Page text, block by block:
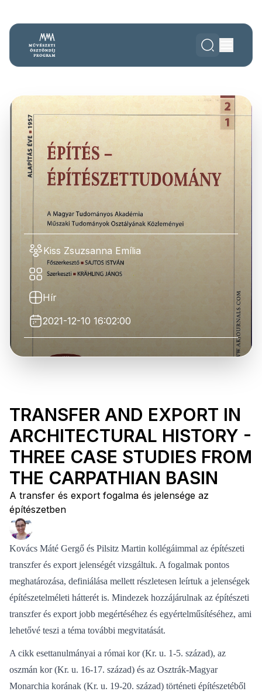
Kiss Zsuzsanna Emília
Hír
2021-12-10 16:02:00
TRANSFER AND EXPORT IN
ARCHITECTURAL HISTORY -
THREE CASE STUDIES FROM
THE CARPATHIAN BASIN
A transfer és export fogalma és jelensége az
építészetben
Kovács Máté Gergő és Pilsitz Martin kollégáimmal az építészeti
transzfer és export jelenségét vizsgáltuk. A fogalmak pontos
meghatározása, definiálása mellett részletesen leírtuk a jelenségek
építészetelméleti hátterét is. Mindezek hozzájárulnak az építészeti
transzfer és export jobb megértéséhez és egyértelműsítéséhez, ami
lehetővé teszi a téma további megvitatását.
A cikk esettanulmányai a római kor (Kr. u. 1-5. század), az
oszmán kor (Kr. u. 16-17. század) és az Osztrák-Magyar
Monarchia korának (Kr. u. 19-20. század) történeti építészetéből